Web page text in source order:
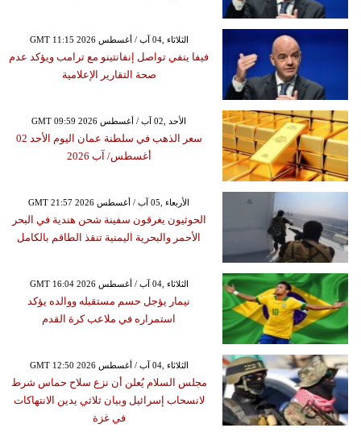
GMT 11:15 2026 الثلاثاء ,04 آب / أغسطس
فيفا ينفي تواصل إنفانتينو مع ترامب ويؤكد عدم
صحة التقارير الإعلامية
GMT 09:59 2026 الأحد ,02 آب / أغسطس
سعر الذهب في سلطنة عمان اليوم الأحد 02
أغسطس/ آب 2026
GMT 21:57 2026 الأربعاء ,05 آب / أغسطس
الحوثيون يغرقون سفينة شحن هندية في البحر
الأحمر والبحرية اليمنية تنقذ الطاقم بالكامل
GMT 16:04 2026 الثلاثاء ,04 آب / أغسطس
نيمار يؤجل حسم مستقبله ووالده يؤكد
استمراره في ملاعب كرة القدم
GMT 12:50 2026 الثلاثاء ,04 آب / أغسطس
مجلس السلام يُعلن أن نزع سلاح حماس شرط
لانسحاب إسرائيل وبيان ثلاثي يدين الانتهاكات
في غزة